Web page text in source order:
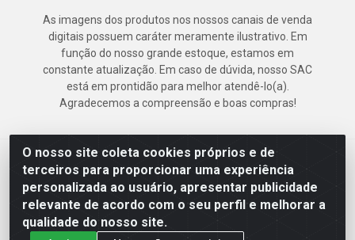
O nosso site coleta cookies próprios e de
terceiros para proporcionar uma experiência
personalizada ao usuário, apresentar publicidade
relevante de acordo com o seu perfil e melhorar a
qualidade do nosso site.
As imagens dos produtos nos nossos canais de venda
digitais possuem caráter meramente ilustrativo. Em
função do nosso grande estoque, estamos em
constante atualização. Em caso de dúvida, nosso SAC
está em prontidão para melhor atendê-lo(a).
Agradecemos a compreensão e boas compras!
Deskontão Atacado - Av. Marechal Mascarenhas de Morais, 2471 -
Imbiribeira - Recife/PE - CEP 51.150-001 - CNPJ 24.150.377/0003-
57